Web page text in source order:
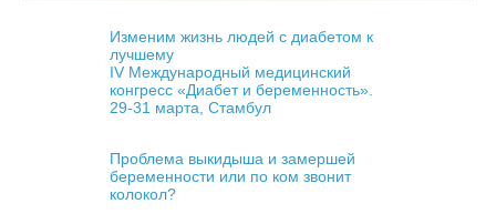
Изменим жизнь людей с диабетом к
лучшему
IV Международный медицинский
конгресс «Диабет и беременность».
29-31 марта, Стамбул
Проблема выкидыша и замершей
беременности или по ком звонит
колокол?